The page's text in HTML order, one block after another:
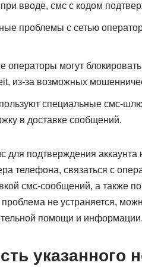
вводе, смс с кодом
проблемы с сетью
операторы могут
из-за возможных
специальные смс-
в доставке сообщений.
для подтверждения аккаунта
телефона, связаться с
смс-сообщений, а также
не устраняется,
помощи и информации.
указанного